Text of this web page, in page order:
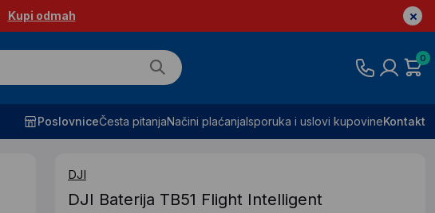
Kupi odmah
0
PoslovniceČesta pitanjaNačini plaćanjaIsporuka i uslovi kupovineKontakt
DJI
DJI Baterija TB51 Flight Intelligent